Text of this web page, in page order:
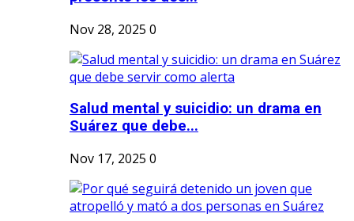
Nov 28, 2025 0
Salud mental y suicidio: un drama en
Suárez que debe...
Nov 17, 2025 0